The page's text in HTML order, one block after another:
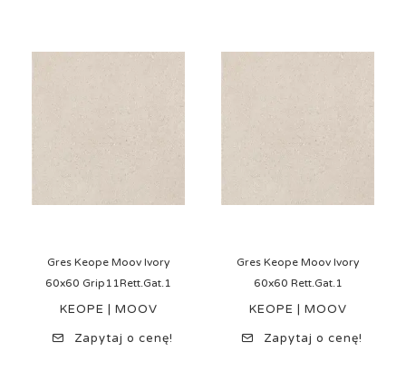
Gres Keope Moov Ivory
60x60 Grip11Rett.Gat.1
KEOPE | MOOV
Zapytaj o cenę!
Gres Keope Moov Ivory
60x60 Rett.Gat.1
KEOPE | MOOV
Zapytaj o cenę!